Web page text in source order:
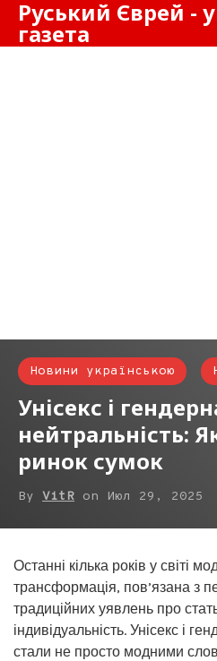
Руський Єврей -
газета
Новини українською
Унісекс і
нейтральність:
ринок сумок
By VitR on Июл 29, 2025
Останні кілька років у світі
трансформація, пов’язана з
традиційних уявлень про
індивідуальність. Унісекс і
стали не просто модними